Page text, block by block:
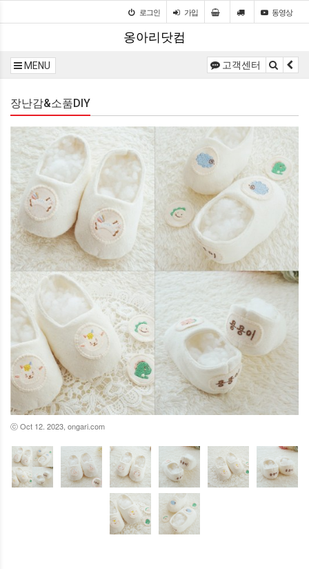
로그인 가입 동영상
옹아리닷컴
MENU 고객센터
장난감&소품DIY
ⓒ Oct 12. 2023, ongari.com